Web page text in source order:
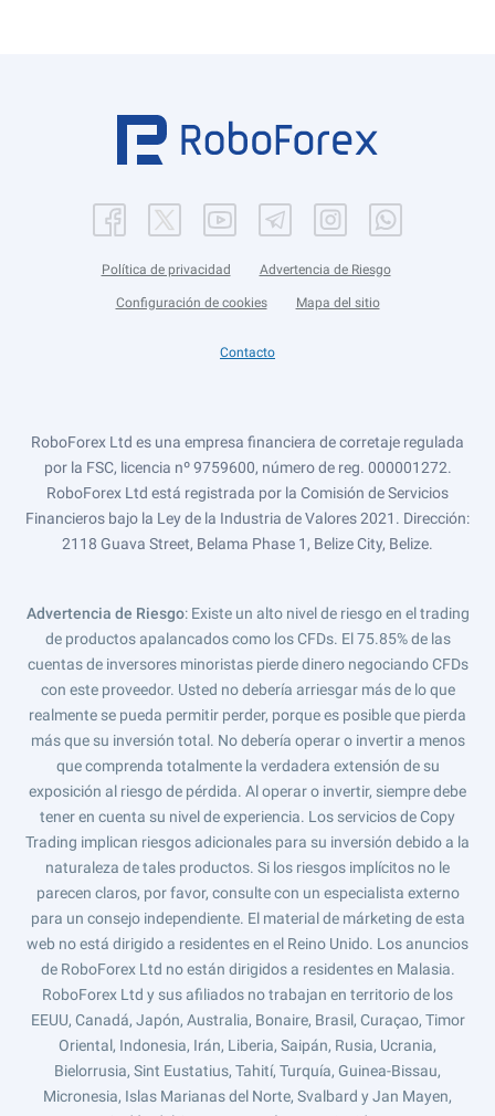
Política de privacidad Advertencia de Riesgo
Configuración de cookies Mapa del sitio
Contacto
RoboForex Ltd es una empresa financiera de corretaje regulada
por la FSC, licencia nº 9759600, número de reg. 000001272.
RoboForex Ltd está registrada por la Comisión de Servicios
Financieros bajo la Ley de la Industria de Valores 2021. Dirección:
2118 Guava Street, Belama Phase 1, Belize City, Belize.
Advertencia de Riesgo: Existe un alto nivel de riesgo en el trading
de productos apalancados como los CFDs. El 75.85% de las
cuentas de inversores minoristas pierde dinero negociando CFDs
con este proveedor. Usted no debería arriesgar más de lo que
realmente se pueda permitir perder, porque es posible que pierda
más que su inversión total. No debería operar o invertir a menos
que comprenda totalmente la verdadera extensión de su
exposición al riesgo de pérdida. Al operar o invertir, siempre debe
tener en cuenta su nivel de experiencia. Los servicios de Copy
Trading implican riesgos adicionales para su inversión debido a la
naturaleza de tales productos. Si los riesgos implícitos no le
parecen claros, por favor, consulte con un especialista externo
para un consejo independiente. El material de márketing de esta
web no está dirigido a residentes en el Reino Unido. Los anuncios
de RoboForex Ltd no están dirigidos a residentes en Malasia.
RoboForex Ltd y sus afiliados no trabajan en territorio de los
EEUU, Canadá, Japón, Australia, Bonaire, Brasil, Curaçao, Timor
Oriental, Indonesia, Irán, Liberia, Saipán, Rusia, Ucrania,
Bielorrusia, Sint Eustatius, Tahití, Turquía, Guinea-Bissau,
Micronesia, Islas Marianas del Norte, Svalbard y Jan Mayen,